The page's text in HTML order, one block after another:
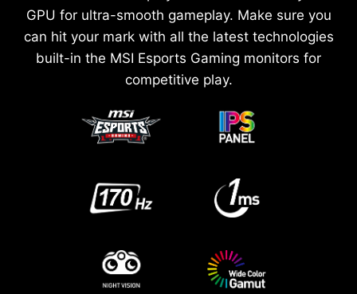
GPU for ultra-smooth gameplay. Make sure you
can hit your mark with all the latest technologies
built-in the MSI Esports Gaming monitors for
competitive play.